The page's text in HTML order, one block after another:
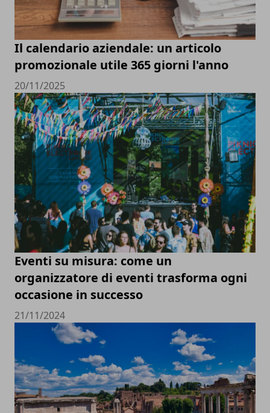
Il calendario aziendale: un articolo
promozionale utile 365 giorni l'anno
20/11/2025
Eventi su misura: come un
organizzatore di eventi trasforma ogni
occasione in successo
21/11/2024